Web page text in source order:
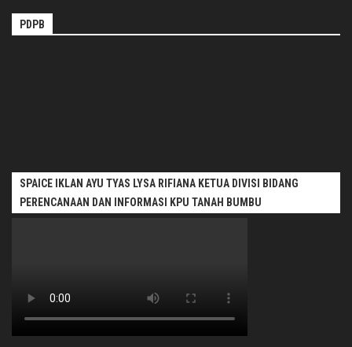
PDPB
SPAICE IKLAN AYU TYAS LYSA RIFIANA KETUA DIVISI BIDANG
PERENCANAAN DAN INFORMASI KPU TANAH BUMBU